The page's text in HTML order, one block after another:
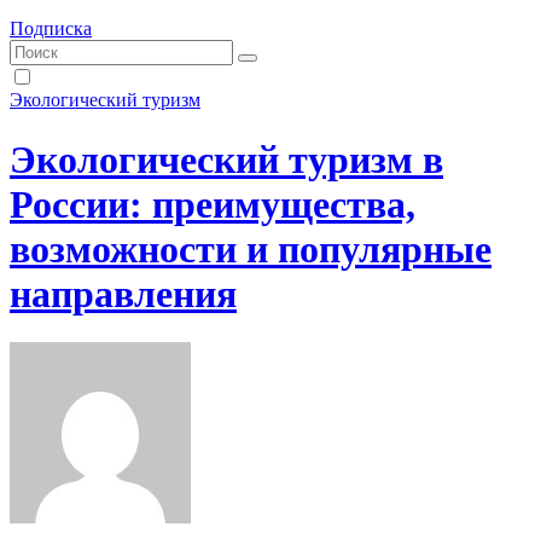
Подписка
Экологический туризм
Экологический туризм в
России: преимущества,
возможности и популярные
направления